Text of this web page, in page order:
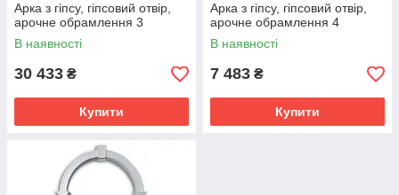
Арка з гіпсу, гіпсовий отвір,
арочне обрамлення 3
В наявності
30 433 ₴
Купити
Арка з гіпсу, гіпсовий отвір,
арочне обрамлення 4
В наявності
7 483 ₴
Купити